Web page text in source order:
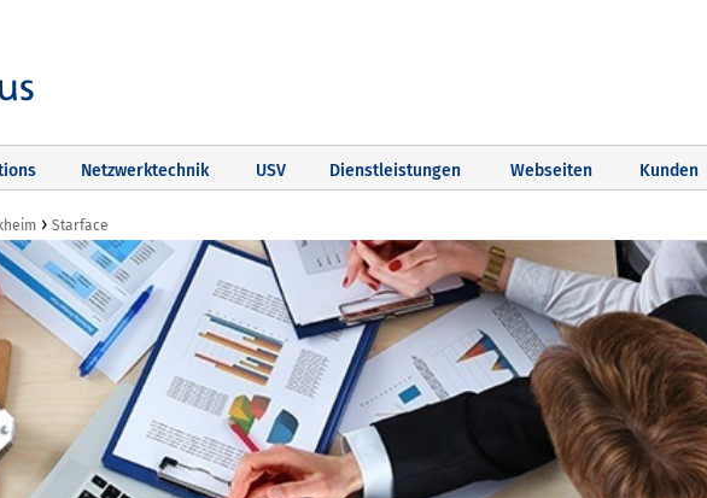
Netzwerktechnik USV Dienstleistungen Webseiten Kunden
› Starface